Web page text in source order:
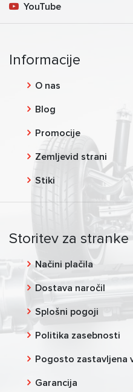
YouTube
Informacije
O nas
Blog
Promocije
Zemljevid strani
Stiki
Storitev za stranke
Načini plačila
Dostava naročil
Splošni pogoji
Politika zasebnosti
Pogosto zastavljena
Garancija